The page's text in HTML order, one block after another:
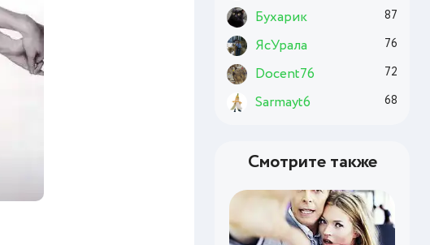
Бухарик 87
ЯсУрала 76
Docent76 72
Sarmayt6 68
Смотрите также